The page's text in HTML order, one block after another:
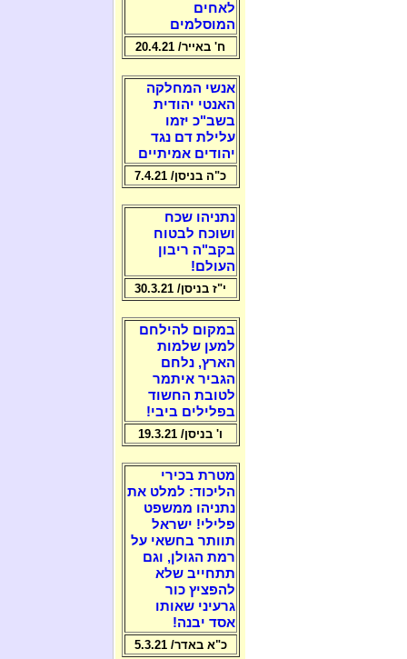
לאחים
המוסלמים
ח' באייר/ 20.4.21
אנשי המחלקה
האנטי יהודית
בשב"כ יזמו
עלילת דם נגד
יהודים אמיתיים
כ"ה בניסן/ 7.4.21
נתניהו שכח
ושוכח לבטוח
בקב"ה ריבון
העולם!
י"ז בניסן/ 30.3.21
במקום להילחם
למען שלמות
הארץ, נלחם
הגביר איתמר
לטובת החשוד
בפלילים ביבי!
ו' בניסן/ 19.3.21
מטרת בכירי
הליכוד: למלט את
נתניהו ממשפט
פלילי! ישראל
תוותר בחשאי על
רמת הגולן, וגם
תתחייב שלא
להפציץ כור
גרעיני שאותו
אסד יבנה!
כ"א באדר/ 5.3.21